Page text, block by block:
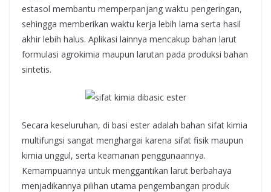
estasol membantu memperpanjang waktu pengeringan,
sehingga memberikan waktu kerja lebih lama serta hasil
akhir lebih halus. Aplikasi lainnya mencakup bahan larut
formulasi agrokimia maupun larutan pada produksi bahan
sintetis.
Secara keseluruhan, di basi ester adalah bahan sifat kimia
multifungsi sangat menghargai karena sifat fisik maupun
kimia unggul, serta keamanan penggunaannya.
Kemampuannya untuk menggantikan larut berbahaya
menjadikannya pilihan utama pengembangan produk